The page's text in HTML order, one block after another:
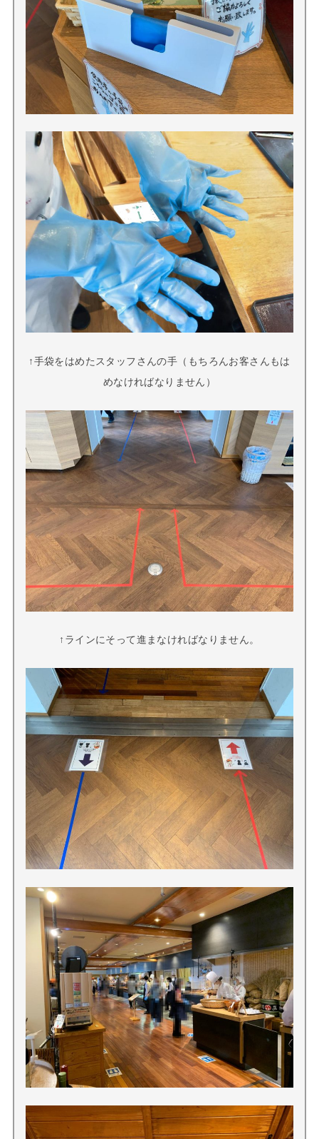
↑手袋をはめたスタッフさんの手（もちろんお客さんもは
めなければなりません）
↑ラインにそって進まなければなりません。